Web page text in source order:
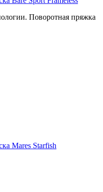
Поворотная пряжка
Mares Starfish